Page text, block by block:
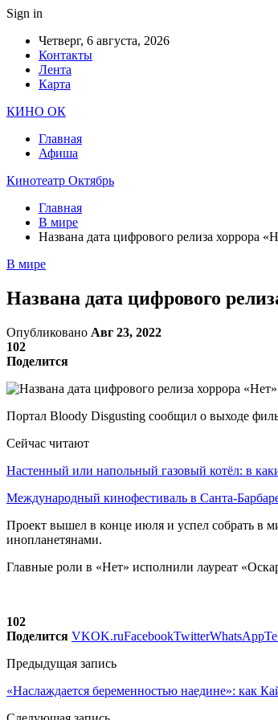
Sign in
Четверг, 6 августа, 2026
Контакты
Лента
Карта
КИНО ОК
Главная
Афиша
Кинотеатр Октябрь
Главная
В мире
Названа дата цифрового релиза хоррора
В мире
Названа дата цифрового
Опубликовано Авг 23, 2022
102
Поделится
Портал Bloody Disgusting сообщил о выходе
Сейчас читают
Настенный или напольный газовый котёл: в
Международный кинофестиваль в Санта-
Проект вышел в конце июля и успел собрать в
инопланетянами.
Главные роли в «Нет» исполнили лауреат
102
Поделится VKOK.ruFacebookTwitterWhatsApp
Предыдущая запись
«Наслаждается беременностью наедине»: как